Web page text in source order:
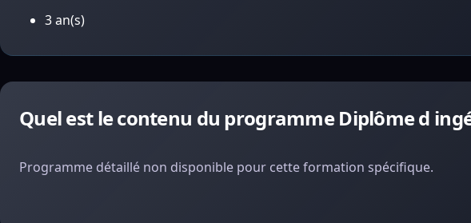
3 an(s)
Quel est le contenu du programme Diplôme d
Programme détaillé non disponible pour cette formation spécifique.